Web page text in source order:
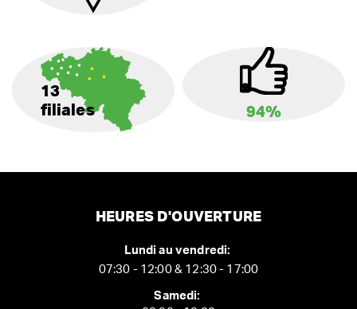
13
filiales
94%
HEURES D'OUVERTURE
Lundi au vendredi:
07:30 - 12:00 & 12:30 - 17:00
Samedi: